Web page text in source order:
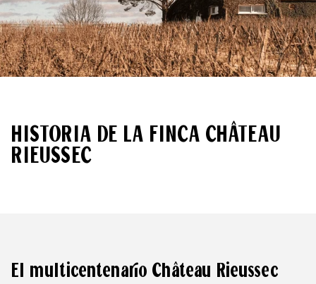
HISTORIA DE LA FINCA CHÂTEAU
RIEUSSEC
El multicentenario Château Rieussec